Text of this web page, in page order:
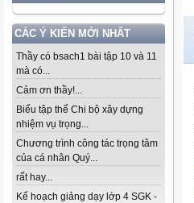
CÁC Ý KIẾN MỚI NHẤT
Thầy có bsach1 bài tập 10 và 11
mà có...
Cảm ơn thầy!...
Biểu tập thể Chi bộ xây dựng
nhiệm vụ trọng...
Chương trình công tác trọng tâm
của cá nhân Quý...
rất hay...
Kế hoạch giảng dạy lớp 4 SGK -